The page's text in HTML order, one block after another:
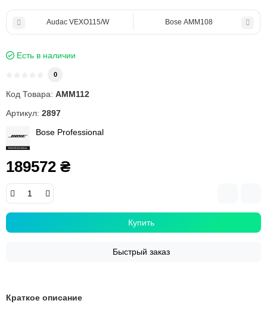
Audac VEXO115/W Bose AMM108
Есть в наличии
0
Код Товара: AMM112
Артикул: 2897
Bose Professional
189572 ₴
Купить
Быстрый заказ
Краткое описание